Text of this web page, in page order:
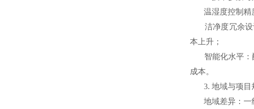
温湿度控制精
洁净度冗余
本上升；
智能化水平
成本。
3. 地域与项目
地域差异：一